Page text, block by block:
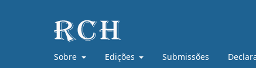
Sobre Edições Submissões